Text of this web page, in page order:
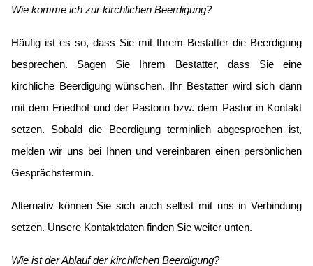
Wie komme ich zur kirchlichen Beerdigung?
Häufig ist es so, dass Sie mit Ihrem Bestatter die Beerdigung
besprechen. Sagen Sie Ihrem Bestatter, dass Sie eine
kirchliche Beerdigung wünschen. Ihr Bestatter wird sich dann
mit dem Friedhof und der Pastorin bzw. dem Pastor in Kontakt
setzen. Sobald die Beerdigung terminlich abgesprochen ist,
melden wir uns bei Ihnen und vereinbaren einen persönlichen
Gesprächstermin.
Alternativ können Sie sich auch selbst mit uns in Verbindung
setzen. Unsere Kontaktdaten finden Sie weiter unten.
Wie ist der Ablauf der kirchlichen Beerdigung?